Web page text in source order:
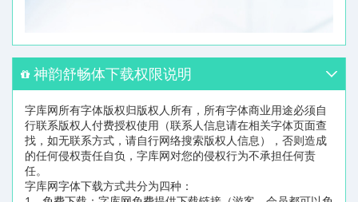
神韵舒畅体下载权限说明
字库网所有字体版权归版权人所有，所有字体商业用途必须自
行联系版权人付费授权使用（联系人信息请在相关字体页面查
找，如无联系方式，请自行网络搜索版权人信息），否则造成
的任何侵权责任自负，字库网对您的侵权行为不承担任何责
任。
字库网字体下载方式共分为四种：